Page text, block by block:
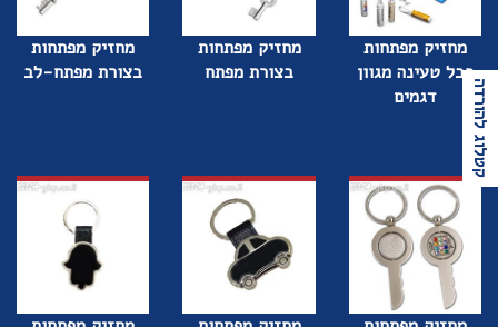
קטלוג להורדה
מחזיק מפתחות
כבל טעינה מגוון
דגמים
מחזיק מפתחות
בצורת מפתח
מחזיק מפתחות
בצורת מפתח-לב